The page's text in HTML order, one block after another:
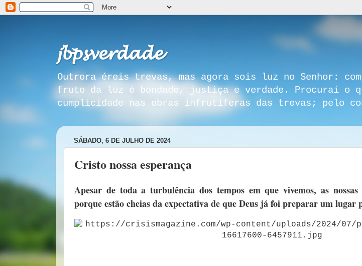
𝓳𝓫𝓹𝓼𝓿𝓮𝓻𝓭𝓪𝓭𝓮
Outrora éreis trevas, mas agora sois luz no Senhor:
fruto da luz é bondade, justiça e verdade. Procurai o
cumplicidade nas obras infrutíferas das trevas; pelo
SÁBADO, 6 DE JULHO DE 2024
Cristo nossa esperança
Apesar de toda a turbulência dos tempos em que vivemos, as nossas
porque estão cheias da expectativa de que Deus já foi preparar um lugar